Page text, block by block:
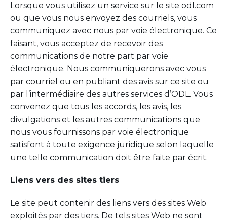
Lorsque vous utilisez un service sur le site odl.com
ou que vous nous envoyez des courriels, vous
communiquez avec nous par voie électronique. Ce
faisant, vous acceptez de recevoir des
communications de notre part par voie
électronique. Nous communiquerons avec vous
par courriel ou en publiant des avis sur ce site ou
par l’intermédiaire des autres services d’ODL. Vous
convenez que tous les accords, les avis, les
divulgations et les autres communications que
nous vous fournissons par voie électronique
satisfont à toute exigence juridique selon laquelle
une telle communication doit être faite par écrit.
Liens vers des sites tiers
Le site peut contenir des liens vers des sites Web
exploités par des tiers. De tels sites Web ne sont